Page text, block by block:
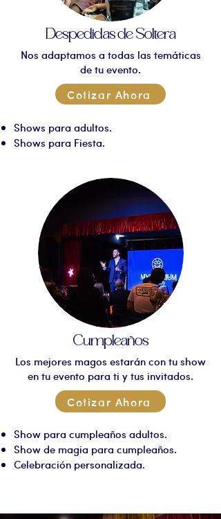
Despedidas de Soltera
Nos adaptamos a todas las temáticas
de tu evento.
Cotizar Ahora
Shows para adultos.
Shows para Fiesta.
Cumpleaños
Los mejores magos estarán con tu show
en tu evento para ti y tus invitados.
Cotizar Ahora
Show para cumpleaños adultos.
Show de magia para cumpleaños.
Celebración personalizada.